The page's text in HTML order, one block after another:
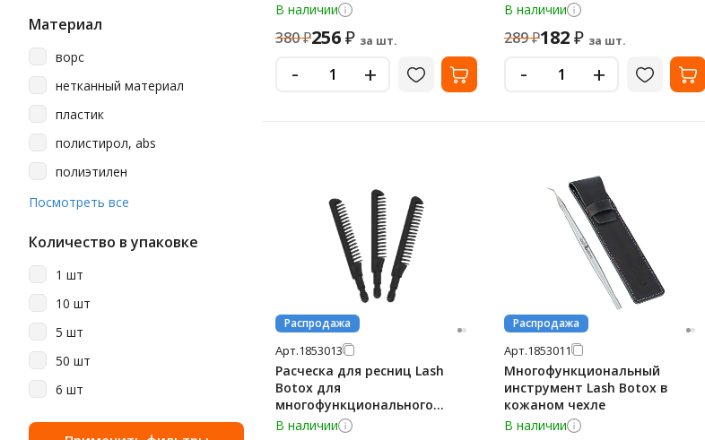
щетка
Материал
ворс
нетканный материал
пластик
полистирол, abs
полиэтилен
спанлейс
Посмотреть все
Количество в упаковке
1 шт
10 шт
5 шт
50 шт
6 шт
В наличии
380₽256₽ за шт.
- +
В наличии
289₽182₽ за шт.
- +
Распродажа
Арт.1853013
Расческа для ресниц Lash
Botox для
многофункционального
инструмента, 10шт
В наличии
Распродажа
Арт.1853011
Многофункциональный
инструмент Lash Botox в
кожаном чехле
В наличии